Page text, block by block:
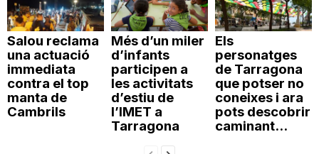
Salou reclama
una actuació
immediata
contra el top
manta de
Cambrils
Més d’un miler
d’infants
participen a
les activitats
d’estiu de
l’IMET a
Tarragona
Els
personatges
de Tarragona
que potser no
coneixes i ara
pots descobrir
caminant...